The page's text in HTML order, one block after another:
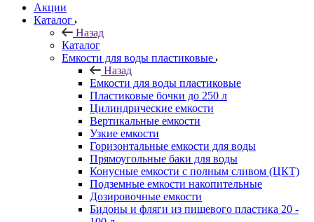
Акции
Каталог
Назад
Каталог
Емкости для воды пластиковые
Назад
Емкости для воды пластиковые
Пластиковые бочки до 250 л
Цилиндрические емкости
Вертикальные емкости
Узкие емкости
Горизонтальные емкости для воды
Прямоугольные баки для воды
Конусные емкости с полным сливом (ЦКТ)
Подземные емкости накопительные
Дозировочные емкости
Бидоны и фляги из пищевого пластика 20 -